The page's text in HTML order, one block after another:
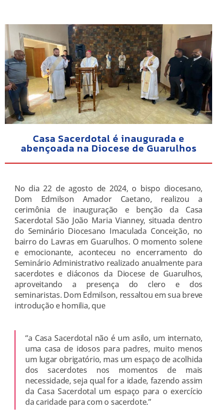
Casa Sacerdotal é inaugurada e
abençoada na Diocese de Guarulhos
No dia 22 de agosto de 2024, o bispo diocesano,
Dom Edmilson Amador Caetano, realizou a
cerimônia de inauguração e benção da Casa
Sacerdotal São João Maria Vianney, situada dentro
do Seminário Diocesano Imaculada Conceição, no
bairro do Lavras em Guarulhos. O momento solene
e emocionante, aconteceu no encerramento do
Seminário Administrativo realizado anualmente para
sacerdotes e diáconos da Diocese de Guarulhos,
aproveitando a presença do clero e dos
seminaristas. Dom Edmilson, ressaltou em sua breve
introdução e homilia, que
“a Casa Sacerdotal não é um asilo, um internato,
uma casa de idosos para padres, muito menos
um lugar obrigatório, mas um espaço de acolhida
dos sacerdotes nos momentos de mais
necessidade, seja qual for a idade, fazendo assim
da Casa Sacerdotal um espaço para o exercício
da caridade para com o sacerdote.”